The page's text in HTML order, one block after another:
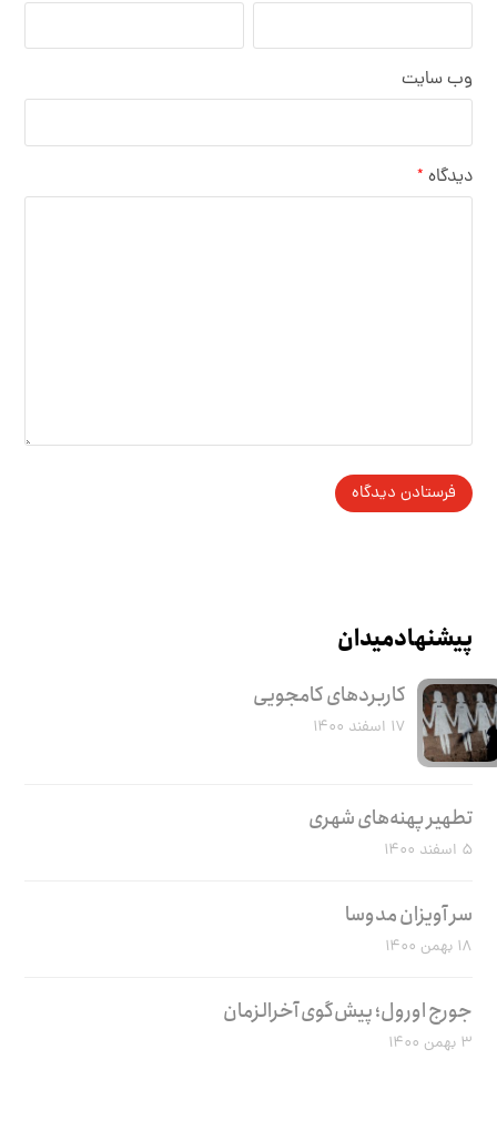
وب‌ سایت
دیدگاه *
پیشنهاد میدان
کاربرد‌های کامجویی
۱۷ اسفند ۱۴۰۰
تطهیر پهنه‌های شهری
۵ اسفند ۱۴۰۰
سر آویزان مدوسا
۱۸ بهمن ۱۴۰۰
جورج اورول؛ پیش‌گوی آخرالزمان
۳ بهمن ۱۴۰۰